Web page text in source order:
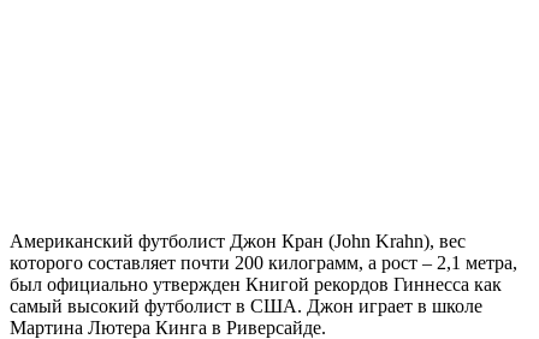
Американский футболист Джон Кран (John Krahn), вес
которого составляет почти 200 килограмм, а рост – 2,1 метра,
был официально утвержден Книгой рекордов Гиннесса как
самый высокий футболист в США. Джон играет в школе
Мартина Лютера Кинга в Риверсайде.